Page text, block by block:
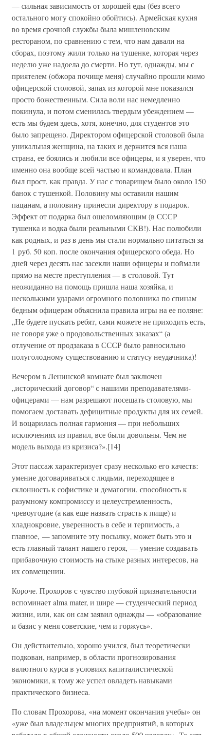
— сильная зависимость от хорошей еды (без всего
остального могу спокойно обойтись). Армейская кухня
во время срочной службы была мишленовским
рестораном, по сравнению с тем, что нам давали на
сборах, поэтому жили только на тушенке, которая через
неделю уже надоела до смерти. Но тут, однажды, мы с
приятелем (обжора почище меня) случайно прошли мимо
офицерской столовой, запах из которой мне показался
просто божественным. Сила воли нас немедленно
покинула, и потом сменилась твердым убеждением —
есть мы будем здесь, хотя, конечно, для студентов это
было запрещено. Директором офицерской столовой была
уникальная женщина, на таких и держится вся наша
страна, ее боялись и любили все офицеры, и я уверен, что
именно она вообще всей частью и командовала. План
был прост, как правда. У нас с товарищем было около 150
банок с тушенкой. Половину мы оставили нашим
пацанам, а половину принесли директору в подарок.
Эффект от подарка был ошеломляющим (в СССР
тушенка и водка были реальными СКВ!). Нас полюбили
как родных, и раз в день мы стали нормально питаться за
1 руб. 50 коп. после окончания офицерского обеда. Но
дней через десять нас засекли наши офицеры и поймали
прямо на месте преступления — в столовой. Тут
неожиданно на помощь пришла наша хозяйка, и
несколькими ударами огромного половника по спинам
бедным офицерам объяснила правила игры на ее поляне:
„Не будете пускать ребят, сами можете не приходить есть,
не говоря уже о продовольственных заказах“ (а
отлучение от продзаказа в СССР было равносильно
полуголодному существованию и статусу неудачника)!
Вечером в Ленинской комнате был заключен
„исторический договор“ с нашими преподавателями-
офицерами — нам разрешают посещать столовую, мы
помогаем доставать дефицитные продукты для их семей.
И воцарилась полная гармония — при небольших
исключениях из правил, все были довольны. Чем не
модель выхода из кризиса?».[14]
Этот пассаж характеризует сразу несколько его качеств:
умение договариваться с людьми, переходящее в
склонность к софистике и демагогии, способность к
разумному компромиссу и целеустремленность,
чревоугодие (а как еще назвать страсть к пище) и
хладнокровие, уверенность в себе и терпимость, а
главное, — запомните эту посылку, может быть это и
есть главный талант нашего героя, — умение создавать
прибавочную стоимость на стыке разных интересов, на
их совмещении.
Короче. Прохоров с чувство глубокой признательности
вспоминает alma mater, и шире — студенческий период
жизни, или, как он сам заявил однажды — «образование
и базис у меня советские, чем и горжусь».
Он действительно, хорошо учился, был теоретически
подкован, например, в области прогнозирования
валютного курса в условиях капиталистической
экономики, к тому же успел овладеть навыками
практического бизнеса.
По словам Прохорова, «на момент окончания учебы» он
«уже был владельцем многих предприятий, в которых